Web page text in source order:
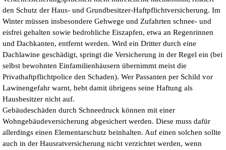
den Schutz der Haus- und Grundbesitzer-Haftpflichtversicherung. Im
Winter müssen insbesondere Gehwege und Zufahrten schnee- und
eisfrei gehalten sowie bedrohliche Eiszapfen, etwa an Regenrinnen
und Dachkanten, entfernt werden. Wird ein Dritter durch eine
Dachlawine geschädigt, springt die Versicherung in der Regel ein (bei
selbst bewohnten Einfamilienhäusern übernimmt meist die
Privathaftpflichtpolice den Schaden). Wer Passanten per Schild vor
Lawinengefahr warnt, hebt damit übrigens seine Haftung als
Hausbesitzer nicht auf.
Gebäudeschäden durch Schneedruck können mit einer
Wohngebäudeversicherung abgesichert werden. Diese muss dafür
allerdings einen Elementarschutz beinhalten. Auf einen solchen sollte
auch in der Hausratversicherung nicht verzichtet werden, wenn